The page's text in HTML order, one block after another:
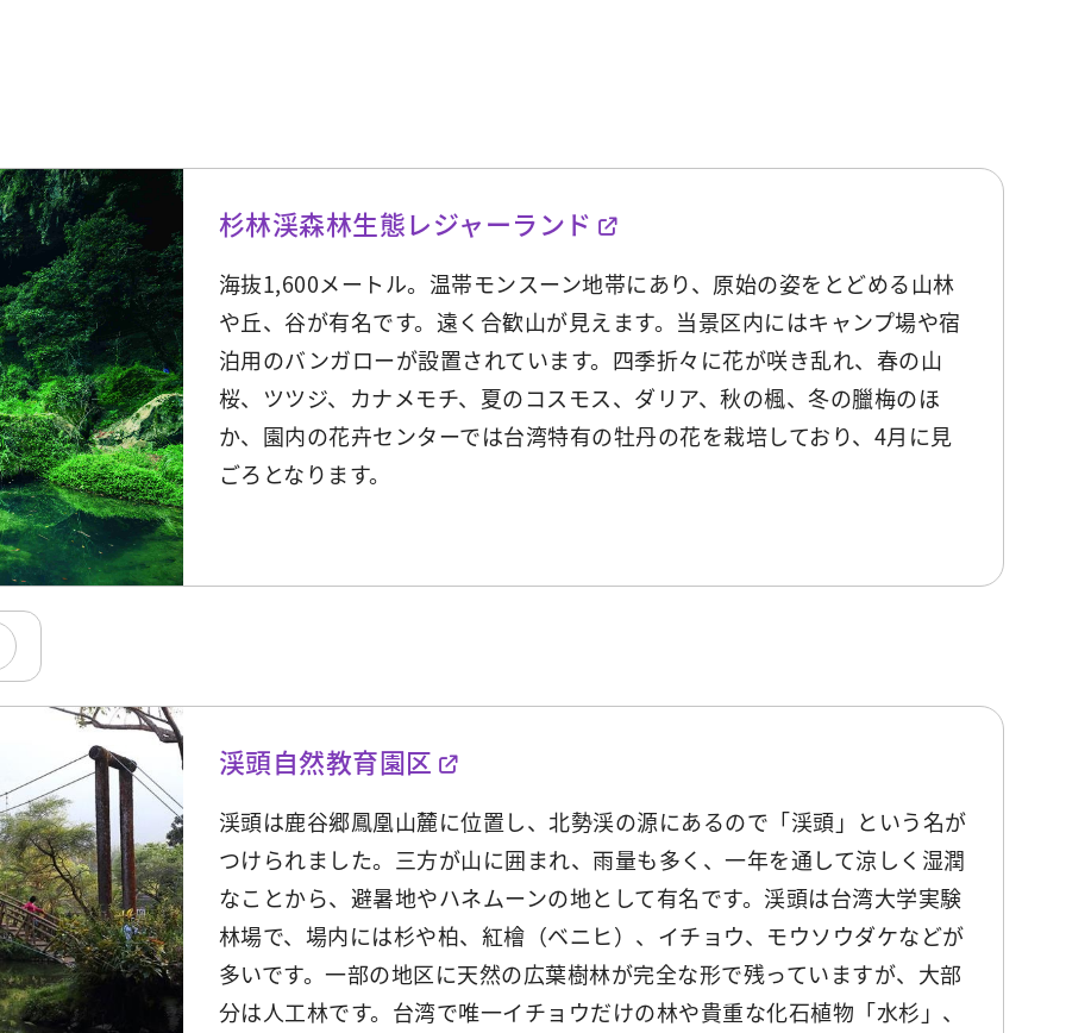
杉林渓森林生態レジャーランド
海抜1,600メートル。温帯モンスーン地帯にあり、原始の姿をとどめる山林
や丘、谷が有名です。遠く合歓山が見えます。当景区内にはキャンプ場や宿
泊用のバンガローが設置されています。四季折々に花が咲き乱れ、春の山
桜、ツツジ、カナメモチ、夏のコスモス、ダリア、秋の楓、冬の臘梅のほ
か、園内の花卉センターでは台湾特有の牡丹の花を栽培しており、4月に見
ごろとなります。
渓頭自然教育園区
渓頭は鹿谷郷鳳凰山麓に位置し、北勢渓の源にあるので「渓頭」という名が
つけられました。三方が山に囲まれ、雨量も多く、一年を通して涼しく湿潤
なことから、避暑地やハネムーンの地として有名です。渓頭は台湾大学実験
林場で、場内には杉や柏、紅檜（ベニヒ）、イチョウ、モウソウダケなどが
多いです。一部の地区に天然の広葉樹林が完全な形で残っていますが、大部
分は人工林です。台湾で唯一イチョウだけの林や貴重な化石植物「水杉」、